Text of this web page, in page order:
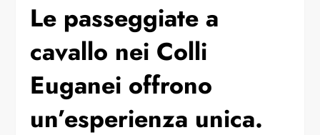
⁠Le passeggiate a
cavallo nei Colli
Euganei offrono
un’esperienza unica.